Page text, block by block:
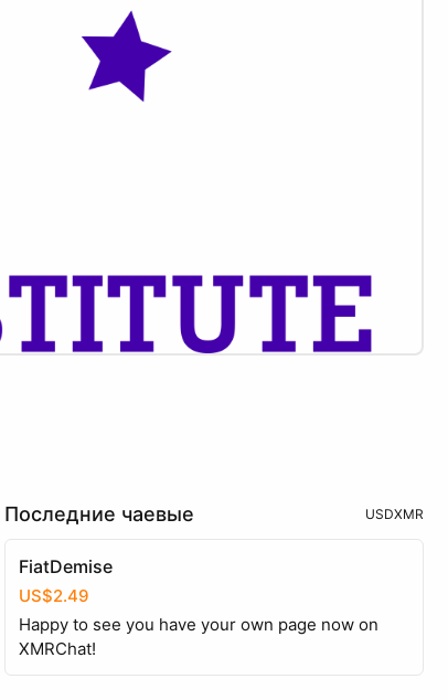
Последние чаевые USDXMR
FiatDemise
US$2.49
Happy to see you have your own page now on
XMRChat!